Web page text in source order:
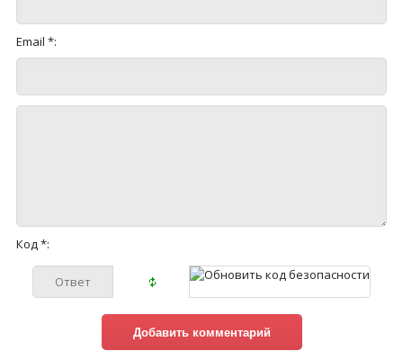
Email *:
Код *: